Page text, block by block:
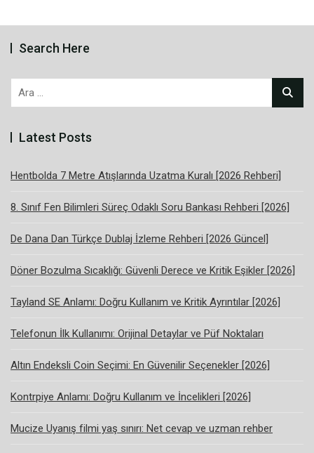
Search Here
Arama:
Latest Posts
Hentbolda 7 Metre Atışlarında Uzatma Kuralı [2026 Rehberi]
8. Sınıf Fen Bilimleri Süreç Odaklı Soru Bankası Rehberi [2026]
De Dana Dan Türkçe Dublaj İzleme Rehberi [2026 Güncel]
Döner Bozulma Sıcaklığı: Güvenli Derece ve Kritik Eşikler [2026]
Tayland SE Anlamı: Doğru Kullanım ve Kritik Ayrıntılar [2026]
Telefonun İlk Kullanımı: Orijinal Detaylar ve Püf Noktaları
Altın Endeksli Coin Seçimi: En Güvenilir Seçenekler [2026]
Kontrpiye Anlamı: Doğru Kullanım ve İncelikleri [2026]
Mucize Uyanış filmi yaş sınırı: Net cevap ve uzman rehber